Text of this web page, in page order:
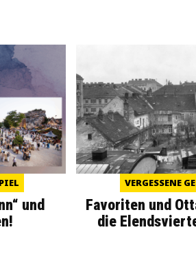
und
VERGESSENE
Favoriten und
die